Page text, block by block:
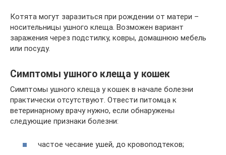
Котята могут заразиться при рождении от матери –
носительницы ушного клеща. Возможен вариант
заражения через подстилку, ковры, домашнюю мебель
или посуду.
Симптомы ушного клеща у кошек
Симптомы ушного клеща у кошек в начале болезни
практически отсутствуют. Отвести питомца к
ветеринарному врачу нужно, если обнаружены
следующие признаки болезни:
частое чесание ушей, до кровоподтеков;